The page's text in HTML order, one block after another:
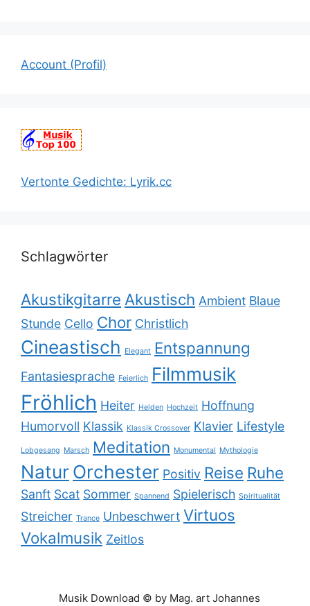
Account (Profil)
Vertonte Gedichte: Lyrik.cc
Schlagwörter
Akustikgitarre Akustisch Ambient Blaue
Stunde Cello Chor Christlich
Cineastisch Elegant Entspannung
Fantasiesprache Feierlich Filmmusik
Fröhlich Heiter Helden Hochzeit Hoffnung
Humorvoll Klassik Klassik Crossover Klavier Lifestyle
Lobgesang Marsch Meditation Monumental Mythologie
NaturOrchester Positiv Reise Ruhe
Sanft Scat Sommer Spannend Spielerisch Spiritualität
Streicher Trance Unbeschwert Virtuos
Vokalmusik Zeitlos
Musik Download © by Mag. art Johannes